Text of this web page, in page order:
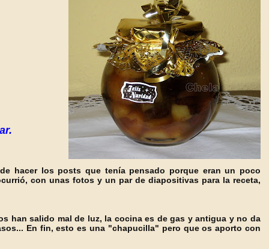
hacer los posts que tenía pensado porque eran un poco
con unas fotos y un par de diapositivas para la receta,
han salido mal de luz, la cocina es de gas y antigua y no da
En fin, esto es una "chapucilla" pero que os aporto con